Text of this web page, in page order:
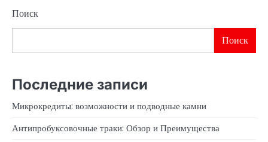
Поиск
Поиск
Последние записи
Микрокредиты: возможности и подводные камни
Антипробуксовочные траки: Обзор и Преимущества